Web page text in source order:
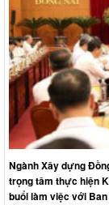
Ngành Xây dựng
trọng tâm thực hiện
buổi làm việc với